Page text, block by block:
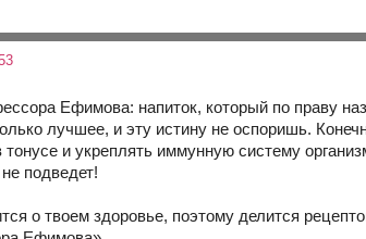
Ефимова: напиток, который по праву
лучшее, и эту истину не оспоришь.
и укреплять иммунную систему
подведет!
о твоем здоровье, поэтому делится